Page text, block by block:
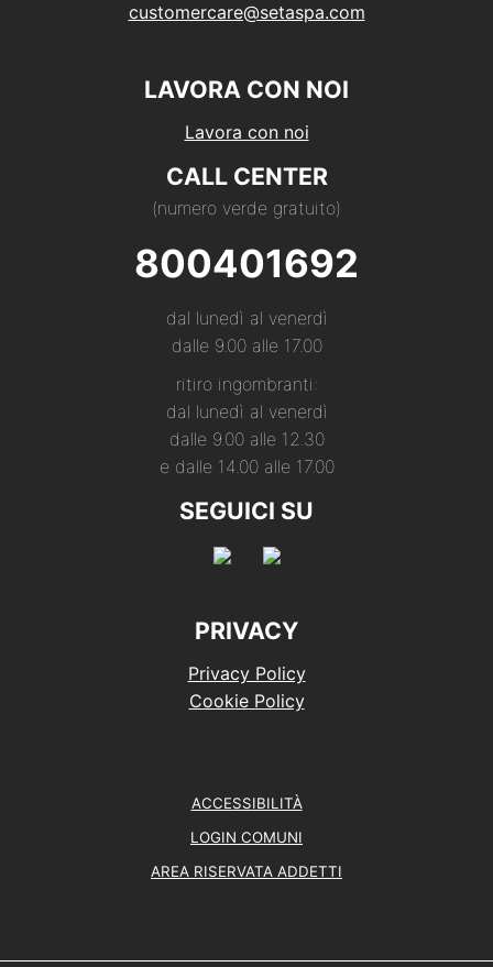
customercare@setaspa.com
LAVORA CON NOI
Lavora con noi
CALL CENTER
(numero verde gratuito)
800401692
dal lunedì al venerdì
dalle 9.00 alle 17.00
ritiro ingombranti:
dal lunedì al venerdì
dalle 9.00 alle 12.30
e dalle 14.00 alle 17.00
SEGUICI SU
PRIVACY
Privacy Policy
Cookie Policy
ACCESSIBILITÀ
LOGIN COMUNI
AREA RISERVATA ADDETTI